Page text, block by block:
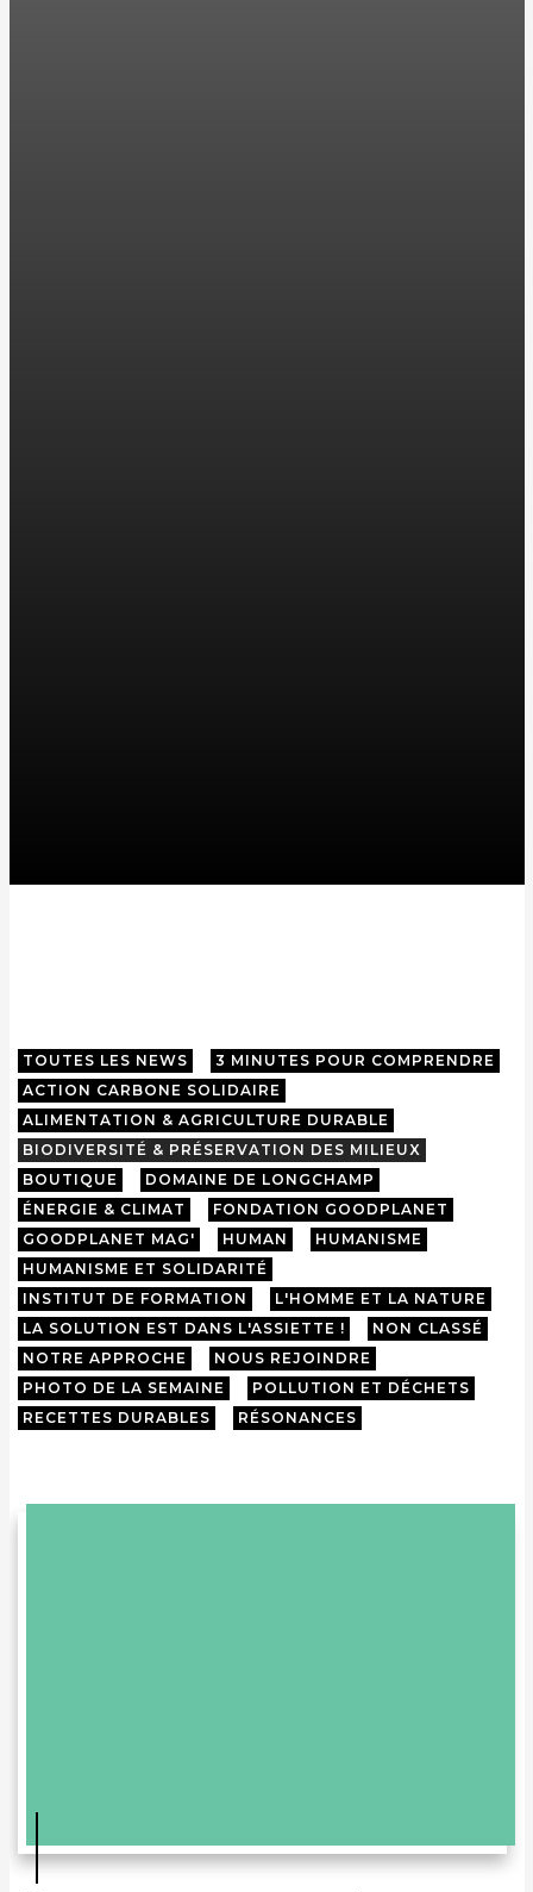
TOUTES LES NEWS
3 MINUTES POUR COMPRENDRE
ACTION CARBONE SOLIDAIRE
ALIMENTATION & AGRICULTURE DURABLE
BIODIVERSITÉ & PRÉSERVATION DES MILIEUX
BOUTIQUE
DOMAINE DE LONGCHAMP
ÉNERGIE & CLIMAT
FONDATION GOODPLANET
GOODPLANET MAG'
HUMAN
HUMANISME
HUMANISME ET SOLIDARITÉ
INSTITUT DE FORMATION
L'HOMME ET LA NATURE
LA SOLUTION EST DANS L'ASSIETTE !
NON CLASSÉ
NOTRE APPROCHE
NOUS REJOINDRE
PHOTO DE LA SEMAINE
POLLUTION ET DÉCHETS
RECETTES DURABLES
RÉSONANCES